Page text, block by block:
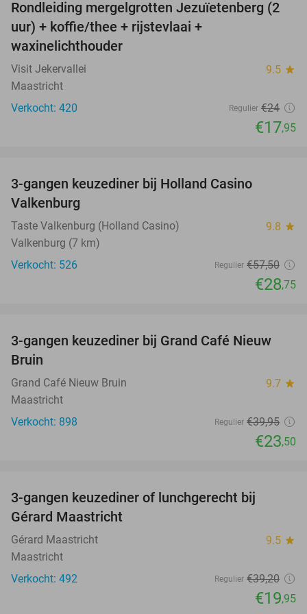
25%
Rondleiding mergelgrotten Jezuïetenberg (2
uur) + koffie/thee + rijstevlaai +
waxinelichthouder
Visit Jekervallei 9.5 star
Maastricht
Verkocht: 420
Regulier €24
€17,95
3-gangen keuzediner bij Holland Casino
Valkenburg
Taste Valkenburg (Holland Casino) 9.8 star
Valkenburg (7 km)
Verkocht: 526
Regulier €57,50
€28,75
41%
3-gangen keuzediner bij Grand Café Nieuw
Bruin
Grand Café Nieuw Bruin 9.7 star
Maastricht
Verkocht: 898
Regulier €39,95
€23,50
3-gangen keuzediner of lunchgerecht bij
Gérard Maastricht
Gérard Maastricht 9.5 star
Maastricht
Verkocht: 492
Regulier €39,20
€19,95